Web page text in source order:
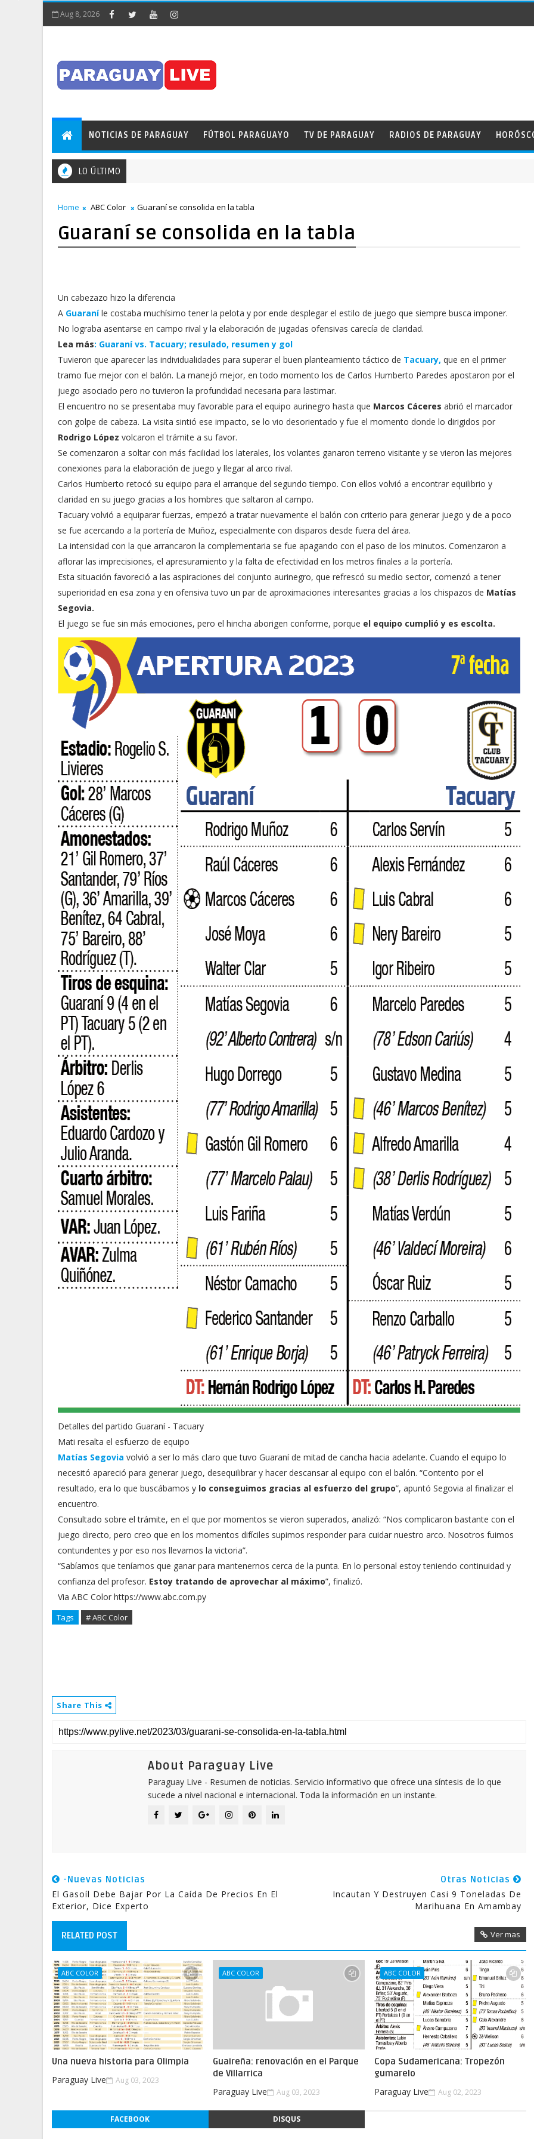
Aug 8, 2026
NOTICIAS DE PARAGUAY FÚTBOL PARAGUAYO TV DE PARAGUAY RADIOS DE PARAGUAY
LO ÚLTIMO
Home ABC Color Guaraní se consolida en la tabla
Guaraní se consolida en la tabla
Un cabezazo hizo la diferencia
A Guaraníle costaba muchísimo tener la pelota y por ende desplegar el estilo de juego que siempre busca imponer.
No lograba asentarse en campo rival y la elaboración de jugadas ofensivas carecía de claridad.
Lea más: Guaraní vs. Tacuary; resulado, resumen y gol
Tuvieron que aparecer las individualidades para superar el buen planteamiento táctico de Tacuary, que en el primer
tramo fue mejor con el balón. La manejó mejor, en todo momento los de Carlos Humberto Paredes apostaron por el
juego asociado pero no tuvieron la profundidad necesaria para lastimar.
El encuentro no se presentaba muy favorable para el equipo aurinegro hasta que Marcos Cáceres abrió el marcador
con golpe de cabeza. La visita sintió ese impacto, se lo vio desorientado y fue el momento donde lo dirigidos por
Rodrigo López volcaron el trámite a su favor.
Se comenzaron a soltar con más facilidad los laterales, los volantes ganaron terreno visitante y se vieron las mejores
conexiones para la elaboración de juego y llegar al arco rival.
Carlos Humberto retocó su equipo para el arranque del segundo tiempo. Con ellos volvió a encontrar equilibrio y
claridad en su juego gracias a los hombres que saltaron al campo.
Tacuary volvió a equiparar fuerzas, empezó a tratar nuevamente el balón con criterio para generar juego y de a poco
se fue acercando a la portería de Muñoz, especialmente con disparos desde fuera del área.
La intensidad con la que arrancaron la complementaria se fue apagando con el paso de los minutos. Comenzaron a
aflorar las imprecisiones, el apresuramiento y la falta de efectividad en los metros finales a la portería.
Esta situación favoreció a las aspiraciones del conjunto aurinegro, que refrescó su medio sector, comenzó a tener
superioridad en esa zona y en ofensiva tuvo un par de aproximaciones interesantes gracias a los chispazos de Matías
Segovia.
El juego se fue sin más emociones, pero el hincha aborigen conforme, porque el equipo cumplió y es escolta.
Detalles del partido Guaraní - Tacuary
Mati resalta el esfuerzo de equipo
Matías Segovia volvió a ser lo más claro que tuvo Guaraní de mitad de cancha hacia adelante. Cuando el equipo lo
necesitó apareció para generar juego, desequilibrar y hacer descansar al equipo con el balón. “Contento por el
resultado, era lo que buscábamos y lo conseguimos gracias al esfuerzo del grupo”, apuntó Segovia al finalizar el
encuentro.
Consultado sobre el trámite, en el que por momentos se vieron superados, analizó: “Nos complicaron bastante con el
juego directo, pero creo que en los momentos difíciles supimos responder para cuidar nuestro arco. Nosotros fuimos
contundentes y por eso nos llevamos la victoria”.
“Sabíamos que teníamos que ganar para mantenernos cerca de la punta. En lo personal estoy teniendo continuidad y
confianza del profesor. Estoy tratando de aprovechar al máximo”, finalizó.
Via ABC Color https://www.abc.com.py
Tags # ABC Color
Share This
About Paraguay Live
Paraguay Live - Resumen de noticias. Servicio informativo que ofrece una síntesis de lo que
sucede a nivel nacional e internacional. Toda la información en un instante.
-Nuevas Noticias
El Gasoíl Debe Bajar Por La Caída De Precios En El
Exterior, Dice Experto
Otras Noticias
Incautan Y Destruyen Casi 9 Toneladas De
Marihuana En Amambay
RELATED POST Ver mas
ABC COLOR
Una nueva historia para Olimpia
Paraguay Live Aug 03, 2023
ABC COLOR
Guaireña: renovación en el Parque
de Villarrica
Paraguay Live Aug 03, 2023
ABC COLOR
Copa Sudamericana: Tropezón
gumarelo
Paraguay Live Aug 02, 2023
FACEBOOK DISQUS